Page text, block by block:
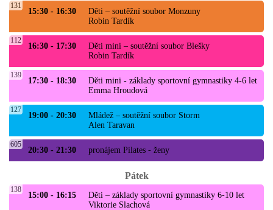
15:30 - 16:30
131
Děti – soutěžní soubor Monzuny
Robin Tardík
16:30 - 17:30
112
Děti mini – soutěžní soubor Blešky
Robin Tardík
17:30 - 18:30
139
Děti mini - základy sportovní gymnastiky 4-6 let
Emma Hroudová
19:00 - 20:30
127
Mládež – soutěžní soubor Storm
Alen Taravan
20:30 - 21:30
605
pronájem Pilates - ženy
Pátek
15:00 - 16:15
138
Děti – základy sportovní gymnastiky 6-10 let
Viktorie Slachová